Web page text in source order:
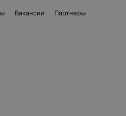
Вакансии
Партнеры